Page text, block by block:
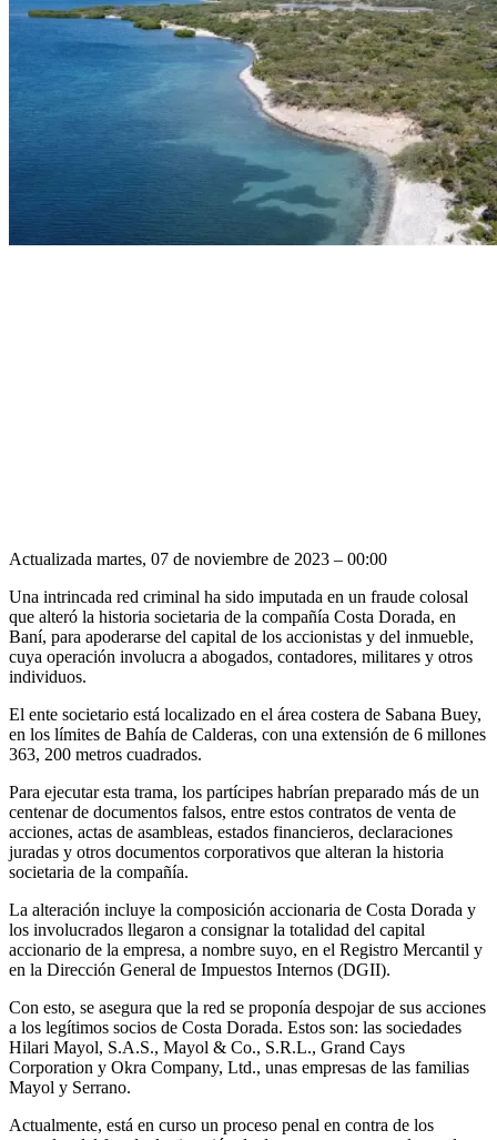
Actualizada martes, 07 de noviembre de 2023 – 00:00
Una intrincada red criminal ha sido imputada en un fraude colosal
que alteró la historia societaria de la compañía Costa Dorada, en
Baní, para apoderarse del capital de los accionistas y del inmueble,
cuya operación involucra a abogados, contadores, militares y otros
individuos.
El ente societario está localizado en el área costera de Sabana Buey,
en los límites de Bahía de Calderas, con una extensión de 6 millones
363, 200 metros cuadrados.
Para ejecutar esta trama, los partícipes habrían preparado más de un
centenar de documentos falsos, entre estos contratos de venta de
acciones, actas de asambleas, estados financieros, declaraciones
juradas y otros documentos corporativos que alteran la historia
societaria de la compañía.
La alteración incluye la composición accionaria de Costa Dorada y
los involucrados llegaron a consignar la totalidad del capital
accionario de la empresa, a nombre suyo, en el Registro Mercantil y
en la Dirección General de Impuestos Internos (DGII).
Con esto, se asegura que la red se proponía despojar de sus acciones
a los legítimos socios de Costa Dorada. Estos son: las sociedades
Hilari Mayol, S.A.S., Mayol & Co., S.R.L., Grand Cays
Corporation y Okra Company, Ltd., unas empresas de las familias
Mayol y Serrano.
Actualmente, está en curso un proceso penal en contra de los